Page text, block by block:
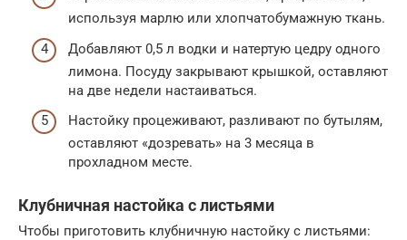
используя марлю или хлопчатобумажную ткань.
Добавляют 0,5 л водки и натертую цедру одного
лимона. Посуду закрывают крышкой, оставляют
на две недели настаиваться.
Настойку процеживают, разливают по бутылям,
оставляют «дозревать» на 3 месяца в
прохладном месте.
Клубничная настойка с листьями
Чтобы приготовить клубничную настойку с листьями: